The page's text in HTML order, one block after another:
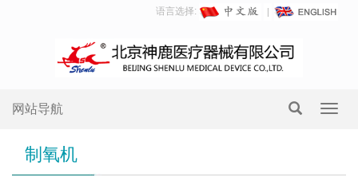
语言选择:
网站导航
制氧机